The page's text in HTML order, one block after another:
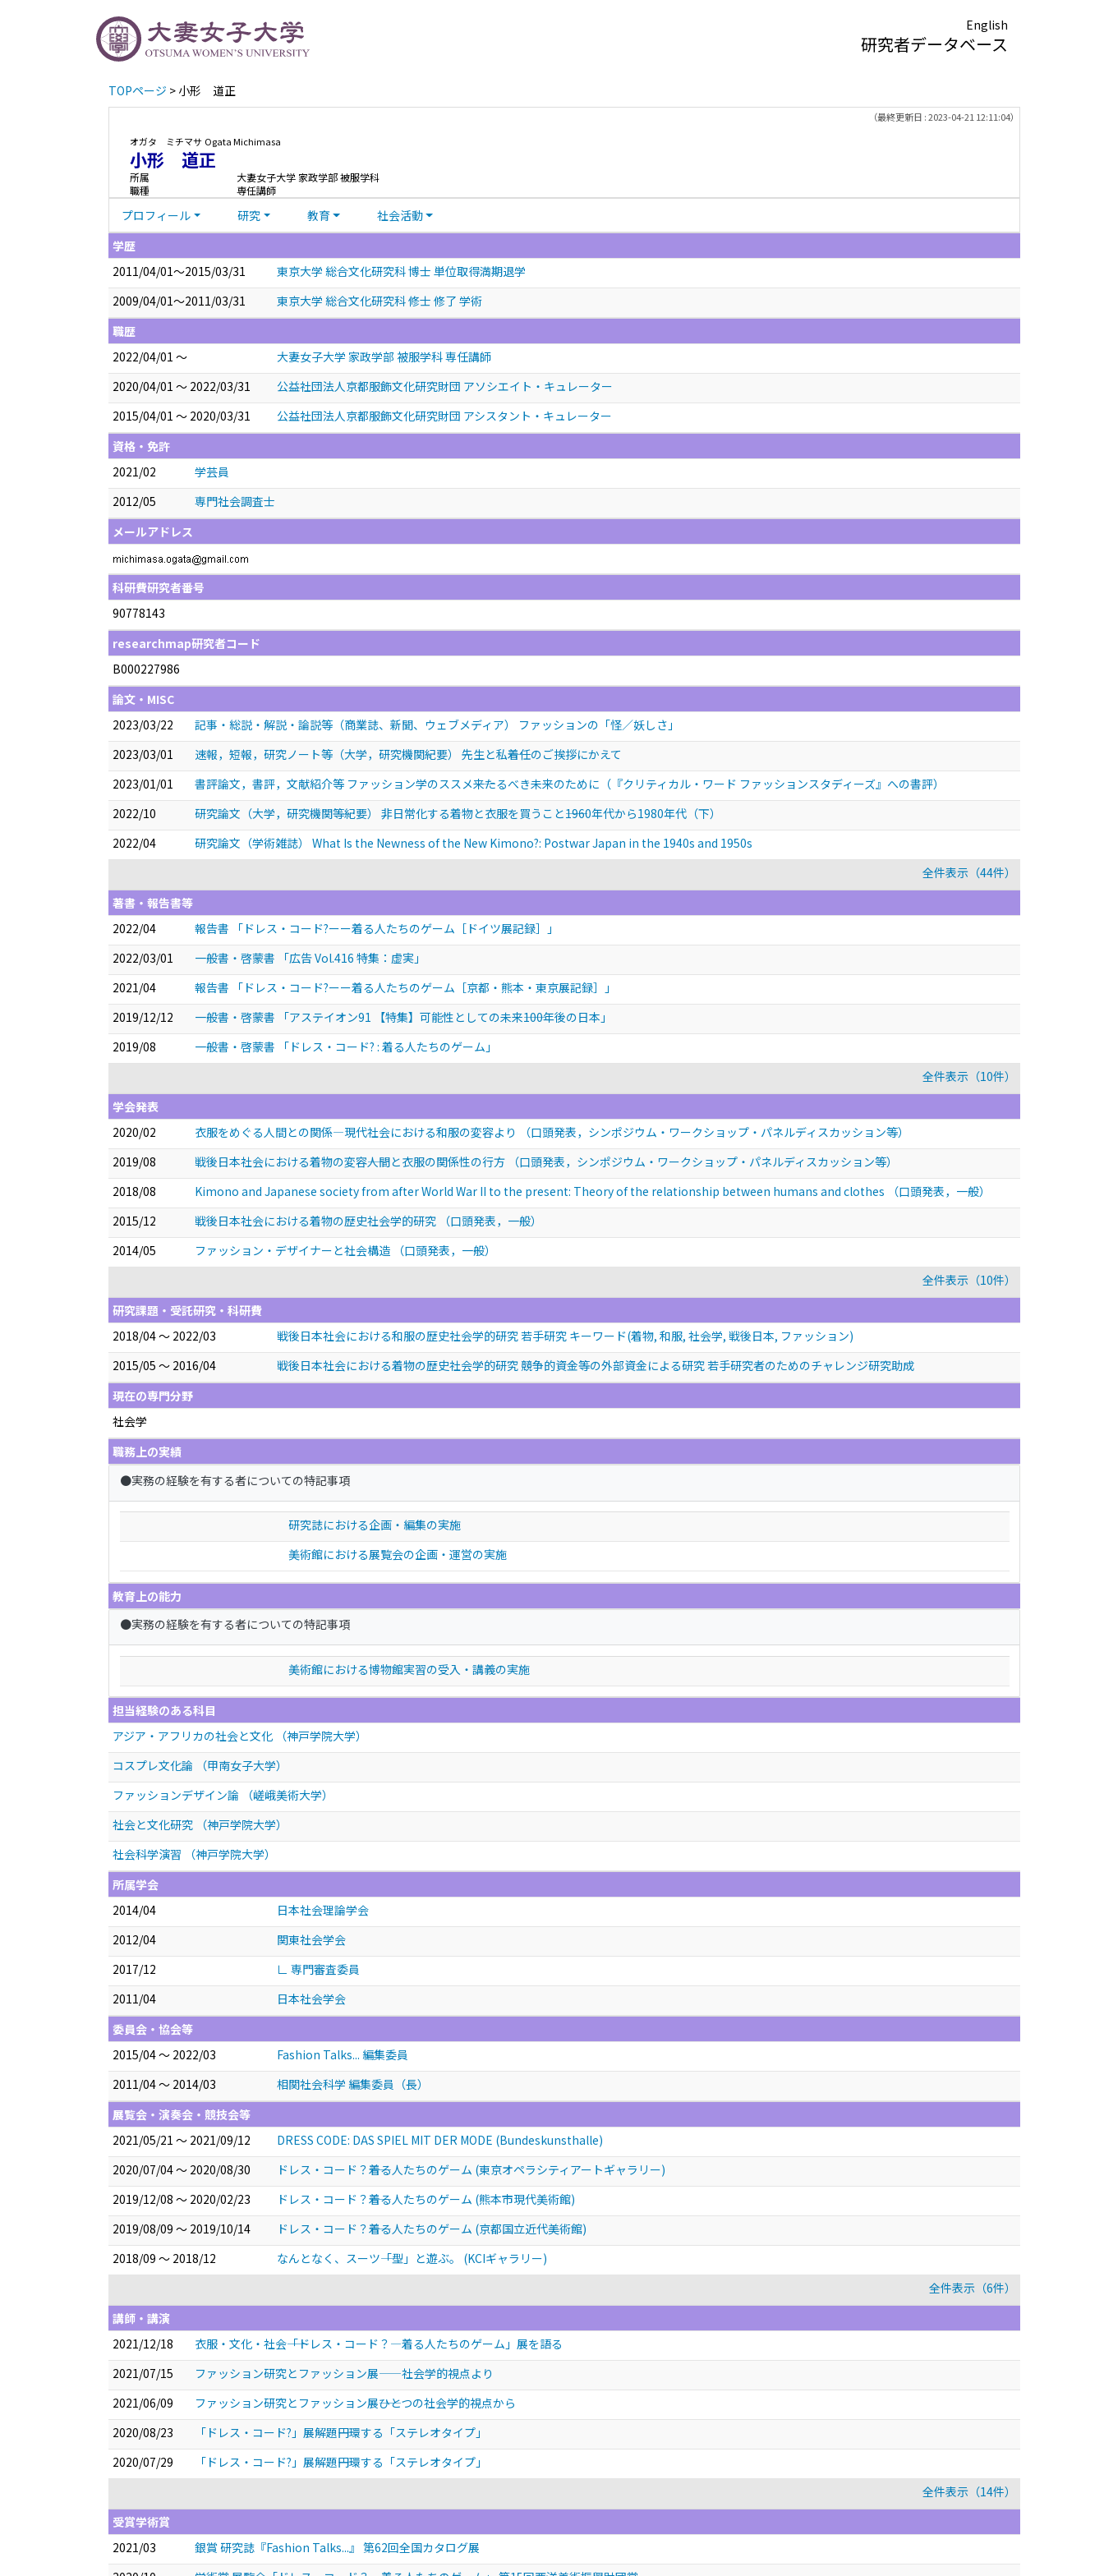
English
研究者データベース
TOPページ > 小形 道正
（最終更新日 : 2023-04-21 12:11:04）
オガタ ミチマサ Ogata Michimasa
小形 道正
所属
大妻女子大学 家政学部 被服学科
職種
専任講師
プロフィール 研究 教育
社会活動
学歴
2011/04/01～2015/03/31
東京大学 総合文化研究科 博士 単位取得満期退学
2009/04/01～2011/03/31
東京大学 総合文化研究科 修士 修了 学術
職歴
2022/04/01 ～
大妻女子大学 家政学部 被服学科 専任講師
2020/04/01 ～ 2022/03/31
公益社団法人京都服飾文化研究財団 アソシエイト・キュレーター
2015/04/01 ～ 2020/03/31
公益社団法人京都服飾文化研究財団 アシスタント・キュレーター
資格・免許
2021/02
学芸員
2012/05
専門社会調査士
メールアドレス
科研費研究者番号
90778143
researchmap研究者コード
B000227986
論文・MISC
2023/03/22
記事・総説・解説・論説等（商業誌、新聞、ウェブメディア） ファッションの「怪／妖しさ」
2023/03/01
速報，短報，研究ノート等（大学，研究機関紀要） 先生と私――着任のご挨拶にかえて
2023/01/01
書評論文，書評，文献紹介等 ファッション学のススメ――来たるべき未来のために（『クリティカル・ワード ファッションスタディーズ』への書評）
2022/10
研究論文（大学，研究機関等紀要） 非日常化する着物と衣服を買うこと――1960年代から1980年代（下）
2022/04
研究論文（学術雑誌） What Is the Newness of the New Kimono?: Postwar Japan in the 1940s and 1950s
全件表示（44件）
著書・報告書等
2022/04
報告書 「ドレス・コード?ーー着る人たちのゲーム［ドイツ展記録］」
2022/03/01
一般書・啓蒙書 「広告 Vol.416 特集：虚実」
2021/04
報告書 「ドレス・コード?ーー着る人たちのゲーム［京都・熊本・東京展記録］」
2019/12/12
一般書・啓蒙書 「アステイオン91 【特集】可能性としての未来――100年後の日本」
2019/08
一般書・啓蒙書 「ドレス・コード? : 着る人たちのゲーム」
全件表示（10件）
学会発表
2020/02
衣服をめぐる人間との関係―現代社会における和服の変容より
（口頭発表，シンポジウム・ワークショップ・パネルディスカッション等）
2019/08
戦後日本社会における着物の変容――人間と衣服の関係性の行方
（口頭発表，シンポジウム・ワークショップ・パネルディスカッション等）
2018/08
Kimono and Japanese society from after World War II to the present: Theory of the relationship between humans and clothes
（口頭発表，一般）
2015/12
戦後日本社会における着物の歴史社会学的研究
（口頭発表，一般）
2014/05
ファッション・デザイナーと社会構造
（口頭発表，一般）
全件表示（10件）
研究課題・受託研究・科研費
2018/04 ～ 2022/03
戦後日本社会における和服の歴史社会学的研究 若手研究 キーワード(着物, 和服, 社会学, 戦後日本, ファッション)
2015/05 ～ 2016/04
戦後日本社会における着物の歴史社会学的研究 競争的資金等の外部資金による研究 若手研究者のためのチャレンジ研究助成
現在の専門分野
社会学
職務上の実績
●実務の経験を有する者についての特記事項
研究誌における企画・編集の実施
美術館における展覧会の企画・運営の実施
教育上の能力
●実務の経験を有する者についての特記事項
美術館における博物館実習の受入・講義の実施
担当経験のある科目
アジア・アフリカの社会と文化 （神戸学院大学）
コスプレ文化論 （甲南女子大学）
ファッションデザイン論 （嵯峨美術大学）
社会と文化研究 （神戸学院大学）
社会科学演習 （神戸学院大学）
所属学会
2014/04
日本社会理論学会
2012/04
関東社会学会
2017/12
∟ 専門審査委員
2011/04
日本社会学会
委員会・協会等
2015/04 ～ 2022/03
Fashion Talks... 編集委員
2011/04 ～ 2014/03
相関社会科学 編集委員（長）
展覧会・演奏会・競技会等
2021/05/21 ～ 2021/09/12
DRESS CODE: DAS SPIEL MIT DER MODE (Bundeskunsthalle)
2020/07/04 ～ 2020/08/30
ドレス・コード？――着る人たちのゲーム (東京オペラシティアートギャラリー)
2019/12/08 ～ 2020/02/23
ドレス・コード？――着る人たちのゲーム (熊本市現代美術館)
2019/08/09 ～ 2019/10/14
ドレス・コード？――着る人たちのゲーム (京都国立近代美術館)
2018/09 ～ 2018/12
なんとなく、スーツ――「型」と遊ぶ。 (KCIギャラリー)
全件表示（6件）
講師・講演
2021/12/18
衣服・文化・社会――「ドレス・コード？―着る人たちのゲーム」展を語る
2021/07/15
ファッション研究とファッション展——社会学的視点より
2021/06/09
ファッション研究とファッション展――ひとつの社会学的視点から
2020/08/23
「ドレス・コード?」展解題――円環する「ステレオタイプ」
2020/07/29
「ドレス・コード?」展解題――円環する「ステレオタイプ」
全件表示（14件）
受賞学術賞
2021/03
銀賞 研究誌『Fashion Talks...』 第62回全国カタログ展